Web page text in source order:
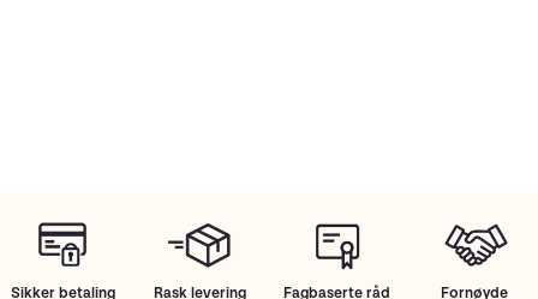
Sikker betaling Rask levering Fagbaserte råd
Fornøyde